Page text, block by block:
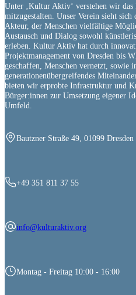
Unter ‚Kultur Aktiv‘ verstehen wir
mitzugestalten. Unser Verein sieht
Akteur, der Menschen vielfältige
Austausch und Dialog sowohl
erleben. Kultur Aktiv hat durch
Projektmanagement von Dresden bis
geschaffen, Menschen vernetzt, sowie
generationenübergreifendes
bieten wir erprobte Infrastruktur und
Bürger:innen zur Umsetzung eigener
Umfeld.
Bautzner Straße 49, 01099 Dresden
+49 351 811 37 55
info@kulturaktiv.org
Montag - Freitag 10:00 - 16:00